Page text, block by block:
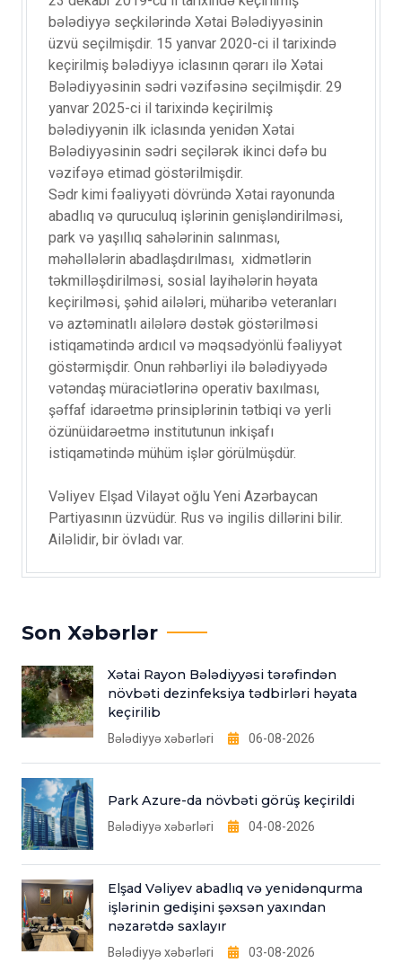
bələdiyyə seçkilərində Xətai Bələdiyyəsinin
üzvü seçilmişdir. 15 yanvar 2020-ci il tarixində
keçirilmiş bələdiyyə iclasının qərarı ilə Xətai
Bələdiyyəsinin sədri vəzifəsinə seçilmişdir. 29
yanvar 2025-ci il tarixində keçirilmiş
bələdiyyənin ilk iclasında yenidən Xətai
Bələdiyyəsinin sədri seçilərək ikinci dəfə bu
vəzifəyə etimad göstərilmişdir.
Sədr kimi fəaliyyəti dövründə Xətai rayonunda
abadlıq və quruculuq işlərinin genişləndirilməsi,
park və yaşıllıq sahələrinin salınması,
məhəllələrin abadlaşdırılması, xidmətlərin
təkmilləşdirilməsi, sosial layihələrin həyata
keçirilməsi, şəhid ailələri, müharibə veteranları
və aztəminatlı ailələrə dəstək göstərilməsi
istiqamətində ardıcıl və məqsədyönlü fəaliyyət
göstərmişdir. Onun rəhbərliyi ilə bələdiyyədə
vətəndaş müraciətlərinə operativ baxılması,
şəffaf idarəetmə prinsiplərinin tətbiqi və yerli
özünüidarəetmə institutunun inkişafı
istiqamətində mühüm işlər görülmüşdür.
Vəliyev Elşad Vilayət oğlu Yeni Azərbaycan
Partiyasının üzvüdür. Rus və ingilis dillərini bilir.
Ailəlidir, bir övladı var.
Son Xəbərlər
Xətai Rayon Bələdiyyəsi tərəfindən
növbəti dezinfeksiya tədbirləri həyata
keçirilib
Bələdiyyə xəbərləri 06-08-2026
Park Azure-da növbəti görüş keçirildi
Bələdiyyə xəbərləri 04-08-2026
Elşad Vəliyev abadlıq və yenidənqurma
işlərinin gedişini şəxsən yaxından
nəzarətdə saxlayır
Bələdiyyə xəbərləri 03-08-2026